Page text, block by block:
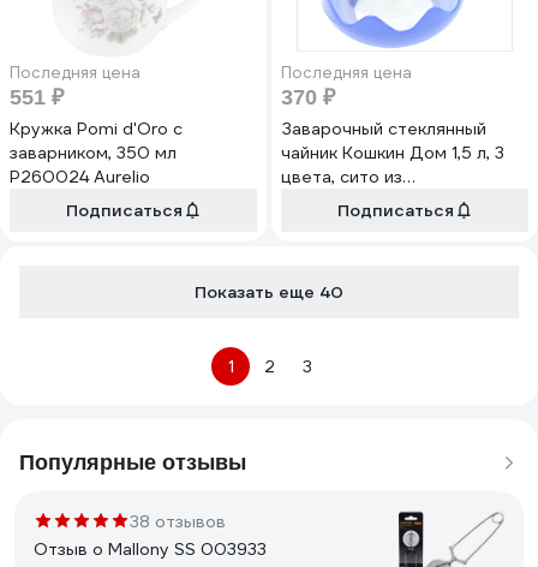
Последняя цена
551 ₽
Кружка Pomi d'Oro с
заварником, 350 мл
P260024 Aurelio
Подписаться
Последняя цена
370 ₽
Заварочный стеклянный
чайник Кошкин Дом 1,5 л, 3
цвета, сито из
нержавеющей стали 50-00-
Подписаться
Показать еще 40
1 2 3
Популярные отзывы
38 отзывов
Отзыв о Mallony SS 003933